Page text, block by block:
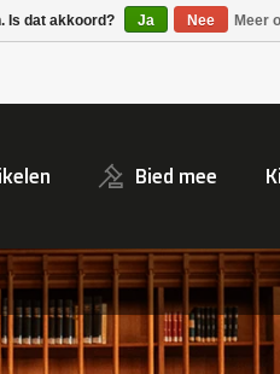
Evenepoel
Bied mee
Is dat akkoord? Ja Nee Meer